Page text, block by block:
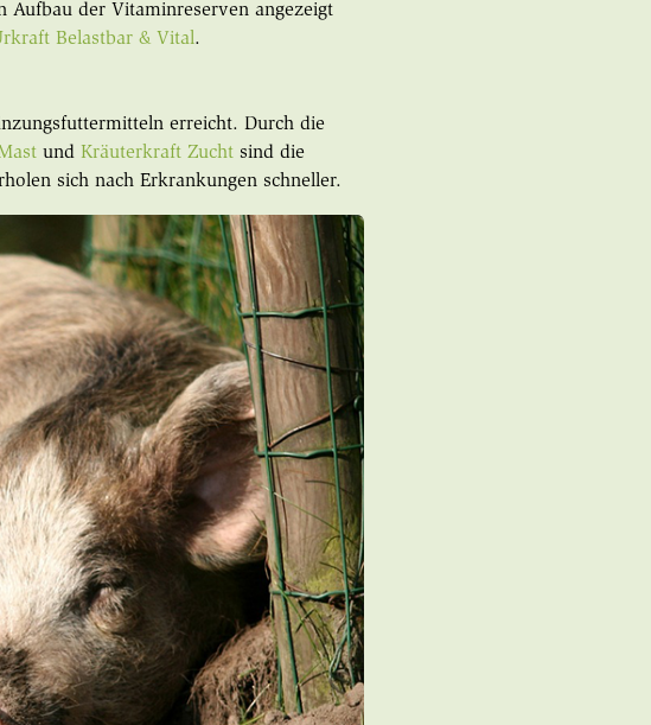
Aufbau der Vitaminreserven angezeigt
Belastbar & Vital.
erreicht. Durch die
undKräuterkraft Zucht sind die
sich nach Erkrankungen schneller.